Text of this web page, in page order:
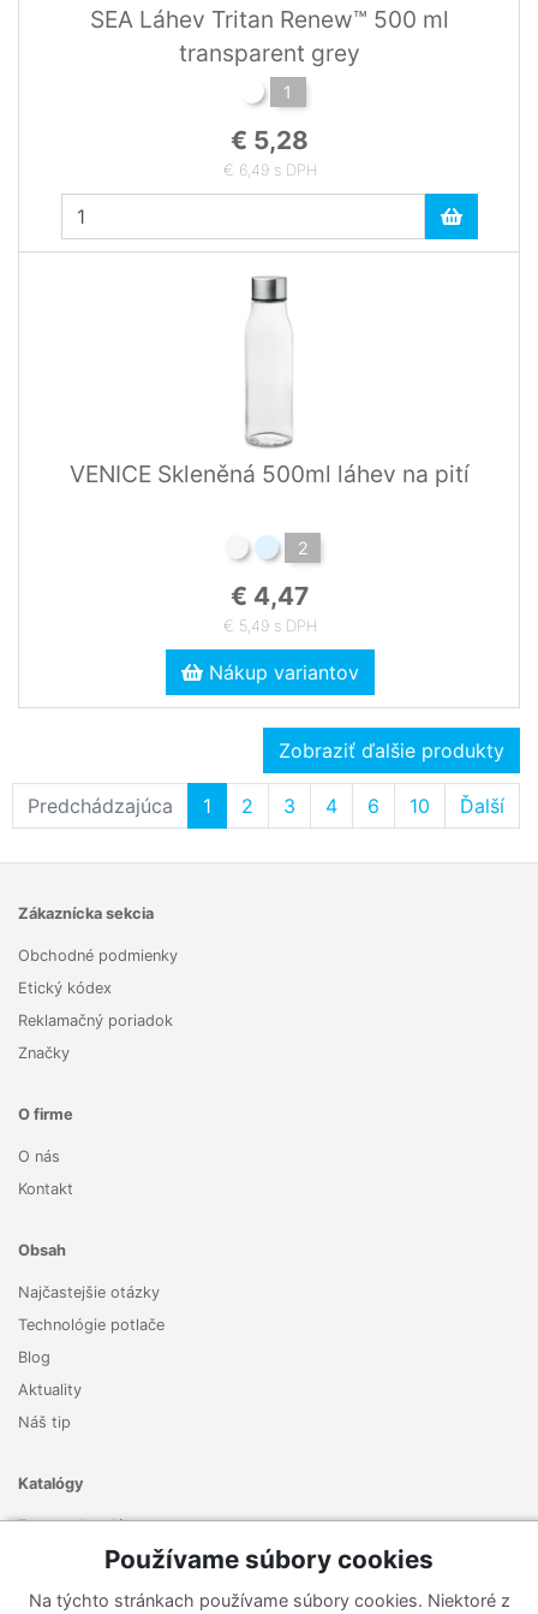
SEA Láhev Tritan Renew™ 500 ml
transparent grey
1
€ 5,28
€ 6,49 s DPH
VENICE Skleněná 500ml láhev na pití
2
€ 4,47
€ 5,49 s DPH
Nákup variantov
Zobraziť ďalšie produkty
Predchádzajúca 1 2 3 4 6 10 Ďalší
Zákaznícka sekcia
Obchodné podmienky
Etický kódex
Reklamačný poriadok
Značky
O firme
O nás
Kontakt
Obsah
Najčastejšie otázky
Technológie potlače
Blog
Aktuality
Náš tip
Katalógy
Zoznam katalógov
Používame súbory cookies
Na týchto stránkach používame súbory cookies. Niektoré z